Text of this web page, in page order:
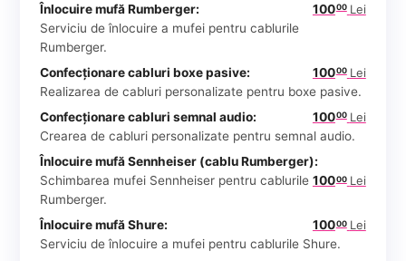
Înlocuire mufă Rumberger: 10000 Lei
Serviciu de înlocuire a mufei pentru cablurile
Rumberger.
Confecționare cabluri boxe pasive:
10000 Lei
Realizarea de cabluri personalizate pentru boxe pasive.
Confecționare cabluri semnal audio:
10000 Lei
Crearea de cabluri personalizate pentru semnal audio.
Înlocuire mufă Sennheiser (cablu Rumberger):
10000 Lei
Schimbarea mufei Sennheiser pentru cablurile
Rumberger.
Înlocuire mufă Shure:
10000 Lei
Serviciu de înlocuire a mufei pentru cablurile Shure.